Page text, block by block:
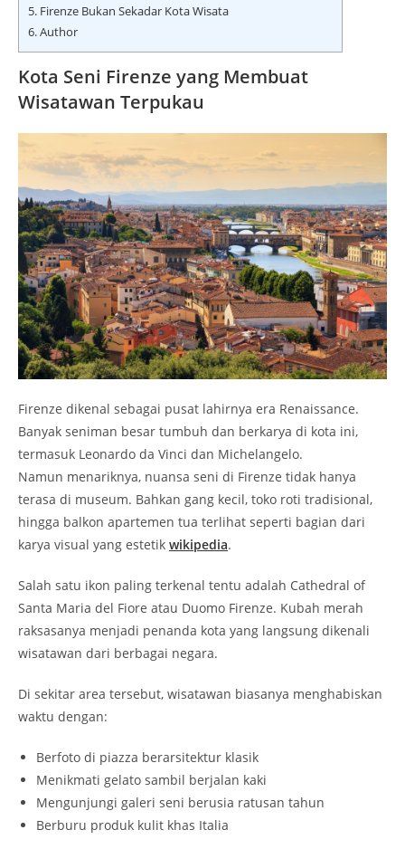
5. Firenze Bukan Sekadar Kota Wisata
6.Author
Kota Seni Firenze yang Membuat
Wisatawan Terpukau
Firenze dikenal sebagai pusat lahirnya era Renaissance.
Banyak seniman besar tumbuh dan berkarya di kota ini,
termasuk Leonardo da Vinci dan Michelangelo.
Namun menariknya, nuansa seni di Firenze tidak hanya
terasa di museum. Bahkan gang kecil, toko roti tradisional,
hingga balkon apartemen tua terlihat seperti bagian dari
karya visual yang estetik wikipedia.
Salah satu ikon paling terkenal tentu adalah Cathedral of
Santa Maria del Fiore atau Duomo Firenze. Kubah merah
raksasanya menjadi penanda kota yang langsung dikenali
wisatawan dari berbagai negara.
Di sekitar area tersebut, wisatawan biasanya menghabiskan
waktu dengan:
Berfoto di piazza berarsitektur klasik
Menikmati gelato sambil berjalan kaki
Mengunjungi galeri seni berusia ratusan tahun
Berburu produk kulit khas Italia